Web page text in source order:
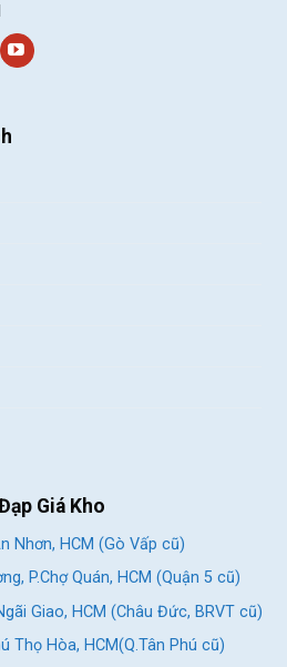
Giá Kho
Nhơn, HCM (Gò Vấp cũ)
P.Chợ Quán, HCM (Quận 5 cũ)
Giao, HCM (Châu Đức, BRVT cũ)
Thọ Hòa, HCM(Q.Tân Phú cũ)